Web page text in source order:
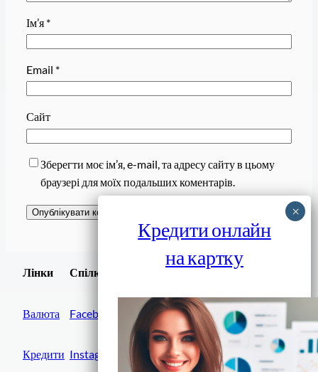
Ім’я *
Email *
Сайт
Зберегти моє ім’я, e-mail, та адресу сайту в цьому
браузері для моїх подальших коментарів.
Лінки
Валюта
Кредити
Спілки
Facebook
Instagram
Завантажити
Кредити онлайн
на картку